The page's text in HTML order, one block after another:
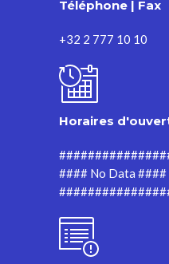
Téléphone | Fax
+32 2 777 10 10
Horaires
#### No Data ####